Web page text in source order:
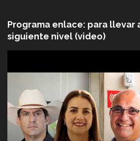
Programa enlace: para llevar
siguiente nivel (video)